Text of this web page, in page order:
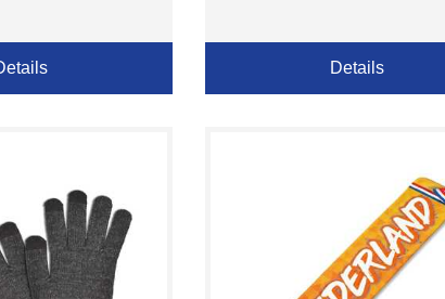
Details